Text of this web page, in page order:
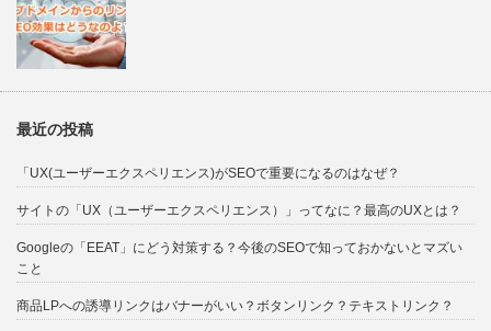
最近の投稿
「UX(ユーザーエクスペリエンス)がSEOで重要になるのはなぜ？
サイトの「UX（ユーザーエクスペリエンス）」ってなに？最高のUXとは？
Googleの「EEAT」にどう対策する？今後のSEOで知っておかないとマズい
こと
商品LPへの誘導リンクはバナーがいい？ボタンリンク？テキストリンク？